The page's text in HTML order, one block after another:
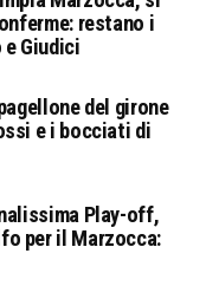
restano i
Giudici
del girone
e i bocciati di
Play-off,
per il Marzocca: